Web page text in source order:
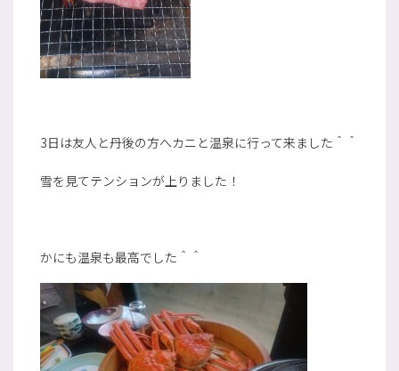
3日は友人と丹後の方へカニと温泉に行って来ました＾＾
雪を見てテンションが上りました！
かにも温泉も最高でした＾＾